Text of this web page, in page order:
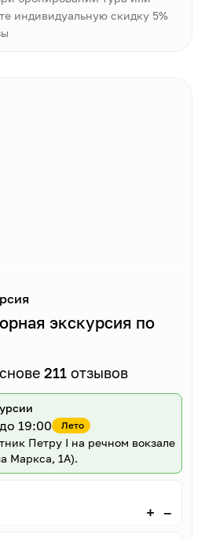
индивидуальную скидку 5%
экскурсия по
211 отзывов
19:00 Лето
Петру I на речном вокзале
Маркса, 1А).
+ –